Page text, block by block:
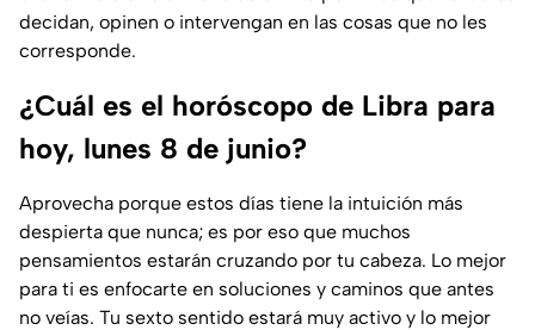
decidan, opinen o intervengan en las cosas que no les
corresponde.
¿Cuál es el horóscopo de Libra para
hoy, lunes 8 de junio?
Aprovecha porque estos días tiene la intuición más
despierta que nunca; es por eso que muchos
pensamientos estarán cruzando por tu cabeza. Lo mejor
para ti es enfocarte en soluciones y caminos que antes
no veías. Tu sexto sentido estará muy activo y lo mejor